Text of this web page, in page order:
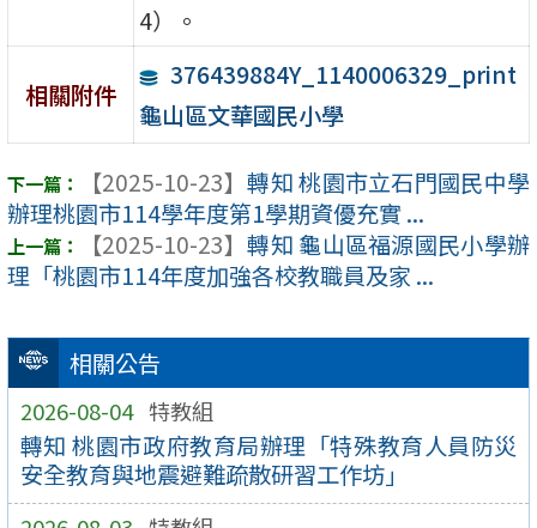
相關公告
2026-08-04 特教組
轉知 桃園市政府教育局辦理「特殊教育人員防災
安全教育與地震避難疏散研習工作坊」
4）。
相關附件
376439884Y_1140006329_print
龜山區文華國民小學
【2025-10-23】 轉知 桃園市立石門國民中學
辦理桃園市114學年度第1學期資優充實 ...
【2025-10-23】 轉知 龜山區福源國民小學辦
理「桃園市114年度加強各校教職員及家 ...